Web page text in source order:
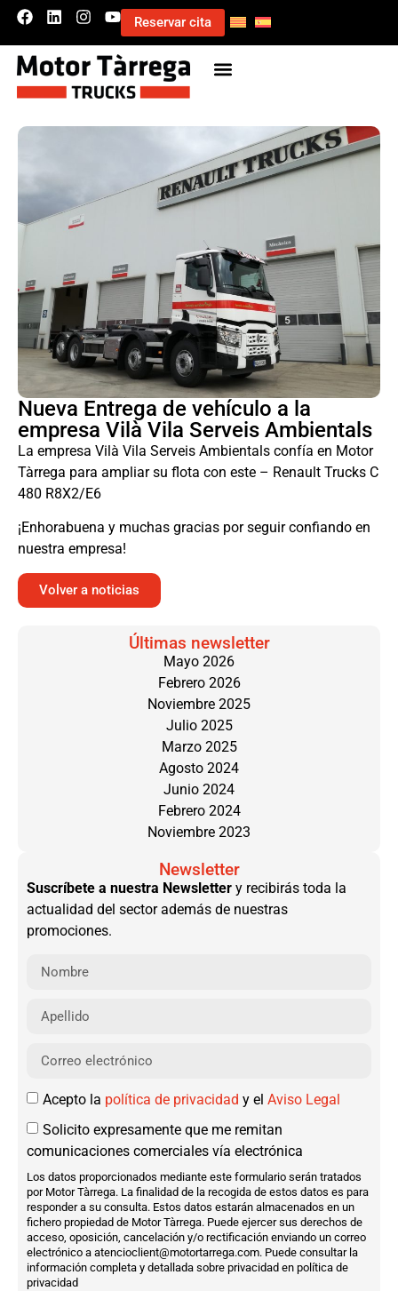
Reservar cita
Nueva Entrega de vehículo a la
empresa Vilà Vila Serveis Ambientals
La empresa Vilà Vila Serveis Ambientals confía en Motor
Tàrrega para ampliar su flota con este – Renault Trucks C
480 R8X2/E6
¡Enhorabuena y muchas gracias por seguir confiando en
nuestra empresa!
Volver a noticias
Últimas newsletter
Mayo 2026
Febrero 2026
Noviembre 2025
Julio 2025
Marzo 2025
Agosto 2024
Junio 2024
Febrero 2024
Noviembre 2023
Newsletter
Suscríbete a nuestra Newsletter y recibirás toda la
actualidad del sector además de nuestras
promociones.
Acepto la política de privacidad y el Aviso Legal
Solicito expresamente que me remitan
comunicaciones comerciales vía electrónica
Los datos proporcionados mediante este formulario serán tratados
por Motor Tàrrega. La finalidad de la recogida de estos datos es para
responder a su consulta. Estos datos estarán almacenados en un
fichero propiedad de Motor Tàrrega. Puede ejercer sus derechos de
acceso, oposición, cancelación y/o rectificación enviando un correo
electrónico a atencioclient@motortarrega.com. Puede consultar la
información completa y detallada sobre privacidad en política de
privacidad